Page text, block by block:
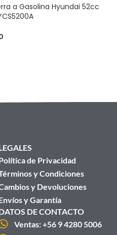
a Gasolina Hyundai 52cc
de Privacidad
y Condiciones
y Devoluciones
y Garantía
DE CONTACTO
Ventas: +56 9 4280 5006